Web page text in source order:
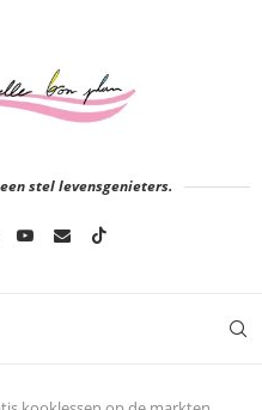
stel levensgenieters.